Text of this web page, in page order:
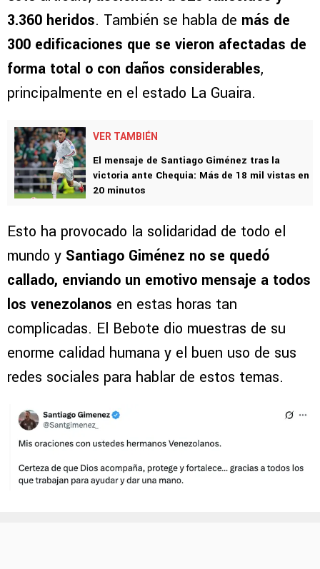
3.360 heridos. También se habla de más de
300 edificaciones que se vieron afectadas de
forma total o con daños considerables,
principalmente en el estado La Guaira.
VER TAMBIÉN
El mensaje de Santiago Giménez tras la
victoria ante Chequia: Más de 18 mil vistas en
20 minutos
Esto ha provocado la solidaridad de todo el
mundo y Santiago Giménez no se quedó
callado, enviando un emotivo mensaje a todos
los venezolanos en estas horas tan
complicadas. El Bebote dio muestras de su
enorme calidad humana y el buen uso de sus
redes sociales para hablar de estos temas.